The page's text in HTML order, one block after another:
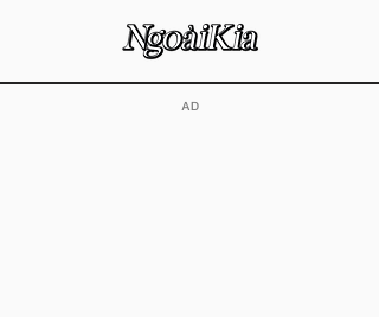
​AD